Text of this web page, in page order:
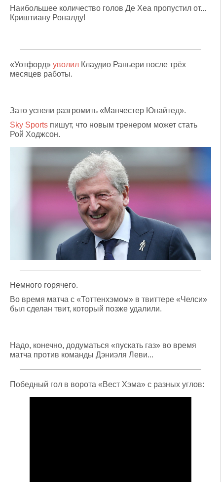
Наибольшее количество голов Де Хеа пропустил от...
Криштиану Роналду!
«Уотфорд» уволил Клаудио Раньери после трёх
месяцев работы.
Зато успели разгромить «Манчестер Юнайтед».
Sky Sports пишут, что новым тренером может стать
Рой Ходжсон.
Немного горячего.
Во время матча с «Тоттенхэмом» в твиттере «Челси»
был сделан твит, который позже удалили.
Надо, конечно, додуматься «пускать газ» во время
матча против команды Дэниэля Леви...
Победный гол в ворота «Вест Хэма» с разных углов: